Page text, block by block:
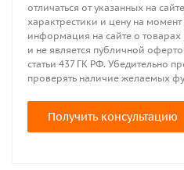
отличаться от указанных на
характрестики и цену на
информация на сайте о товарах
и не является публичной
статьи 437 ГК РФ. Убедительно
проверять наличие желаемых
Получить консультацию